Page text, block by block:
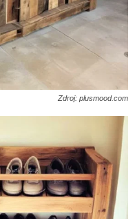
Zdroj: plusmood.com